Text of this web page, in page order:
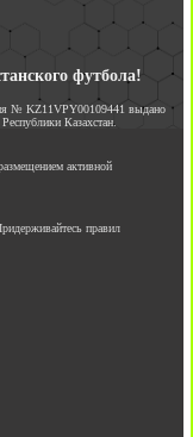
футбола!
№ KZ11VPY00109441 выдано
Казахстан.
активной
правил